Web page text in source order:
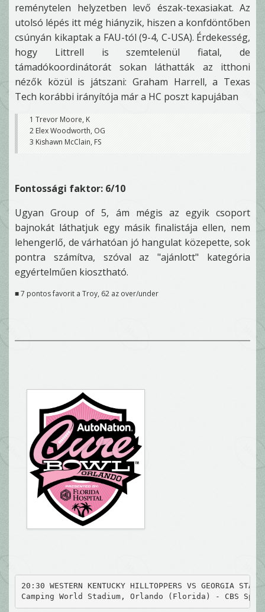
reménytelen helyzetben levő észak-texasiakat. Az
utolsó lépés itt még hiányzik, hiszen a konfdöntőben
csúnyán kikaptak a FAU-tól (9-4, C-USA). Érdekesség,
hogy Littrell is szemtelenül fiatal, de
támadókoordinátorát sokan láthatták az itthoni
nézők közül is játszani: Graham Harrell, a Texas
Tech korábbi irányítója már a HC poszt kapujában
1 Trevor Moore, K
2 Elex Woodworth, OG
3 Kishawn McClain, FS
Fontossági faktor: 6/10
Ugyan Group of 5, ám mégis az egyik csoport
bajnokát láthatjuk egy másik finalistája ellen, nem
lehengerlő, de várhatóan jó hangulat közepette, sok
pontra számítva, szóval az "ajánlott" kategória
egyértelműen kiosztható.
■ 7 pontos favorit a Troy, 62 az over/under
20:30 WESTERN KENTUCKY HILLTOPPERS VS GEORGIA STATE
Camping World Stadium, Orlando (Florida) - CBS